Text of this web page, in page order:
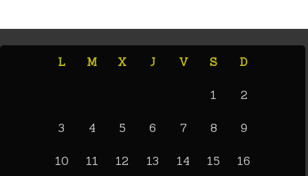
L M X J V S D
1 2
3 4 5 6 7 8 9
10 11 12 13 14 15 16